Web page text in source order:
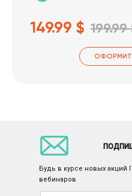
149.99 $ 199.99
Будь в курсе новых акций
вебинаров